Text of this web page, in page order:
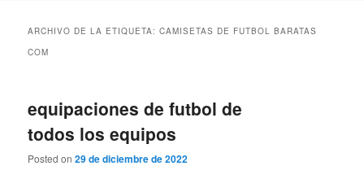
ARCHIVO DE LA ETIQUETA:CAMISETAS DE FUTBOL BARATAS
COM
equipaciones de futbol de
todos los equipos
Posted on29 de diciembre de 2022